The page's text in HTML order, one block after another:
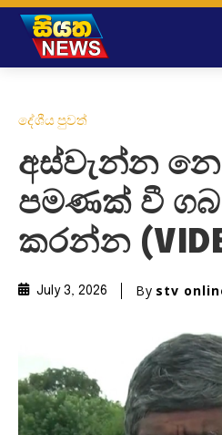
දේශීය පුවත්
අස්වැන්න
පමණක් වී
කරන්න
July 3, 2026 By stv